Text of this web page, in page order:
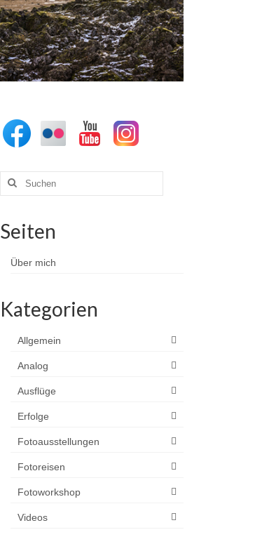
Suchen
Seiten
Über mich
Kategorien
Allgemein
Analog
Ausflüge
Erfolge
Fotoausstellungen
Fotoreisen
Fotoworkshop
Videos